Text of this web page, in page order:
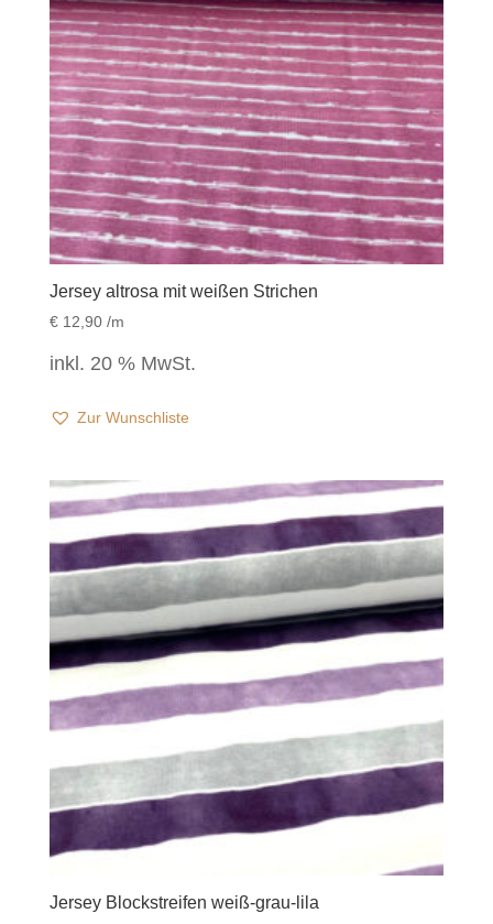
Jersey altrosa mit weißen Strichen
€12,90/m
inkl. 20 % MwSt.
Zur Wunschliste
Jersey Blockstreifen weiß-grau-lila